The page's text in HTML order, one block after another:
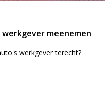
werkgever meenemen
werkgever terecht?